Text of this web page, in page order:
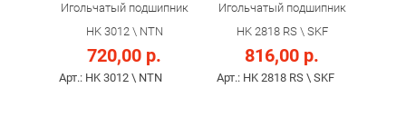
Игольчатый подшипник
HK 3012 \ NTN
720,00 р.
Арт.: HK 3012 \ NTN
Игольчатый подшипник
HK 2818 RS \ SKF
816,00 р.
Арт.: HK 2818 RS \ SKF